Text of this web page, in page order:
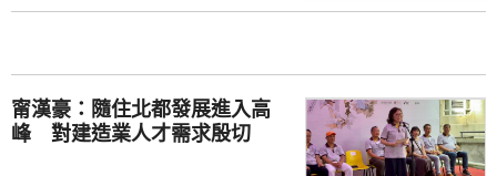
甯漢豪：隨住北都發展進入高
峰 對建造業人才需求殷切